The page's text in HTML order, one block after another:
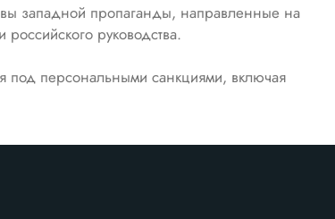
западной пропаганды, направленные на
руководства.
персональными санкциями, включая